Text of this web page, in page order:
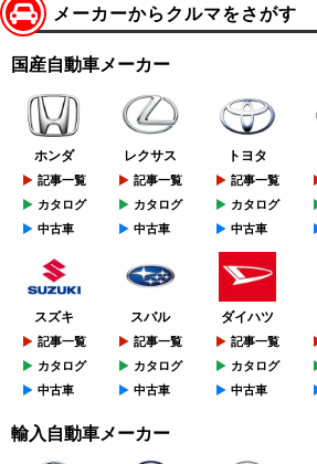
メーカーからクルマをさがす
国産自動車メーカー
ホンダ
記事一覧
カタログ
中古車
レクサス
記事一覧
カタログ
中古車
トヨタ
記事一覧
カタログ
中古車
スズキ
記事一覧
カタログ
中古車
スバル
記事一覧
カタログ
中古車
ダイハツ
記事一覧
カタログ
中古車
輸入自動車メーカー